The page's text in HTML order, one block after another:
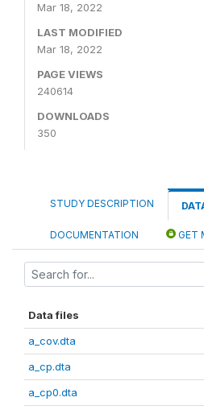
Mar 18, 2022
LAST MODIFIED
Mar 18, 2022
PAGE VIEWS
240614
DOWNLOADS
350
STUDY DESCRIPTION
DOCUMENTATION GET
Data files
a_cov.dta
a_cp.dta
a_cp0.dta